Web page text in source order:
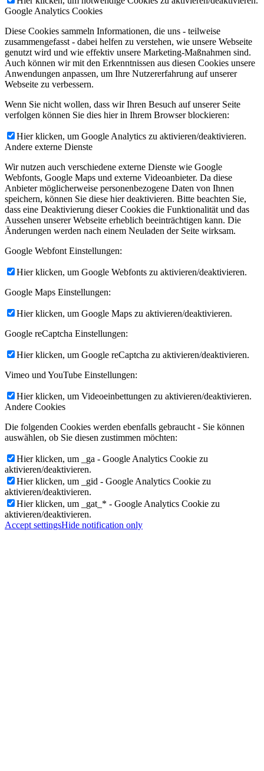
Google Analytics Cookies
Diese Cookies sammeln Informationen, die uns - teilweise
zusammengefasst - dabei helfen zu verstehen, wie unsere Webseite
genutzt wird und wie effektiv unsere Marketing-Maßnahmen sind.
Auch können wir mit den Erkenntnissen aus diesen Cookies unsere
Anwendungen anpassen, um Ihre Nutzererfahrung auf unserer
Webseite zu verbessern.
Wenn Sie nicht wollen, dass wir Ihren Besuch auf unserer Seite
verfolgen können Sie dies hier in Ihrem Browser blockieren:
Hier klicken, um Google Analytics zu aktivieren/deaktivieren.
Andere externe Dienste
Wir nutzen auch verschiedene externe Dienste wie Google
Webfonts, Google Maps und externe Videoanbieter. Da diese
Anbieter möglicherweise personenbezogene Daten von Ihnen
speichern, können Sie diese hier deaktivieren. Bitte beachten Sie,
dass eine Deaktivierung dieser Cookies die Funktionalität und das
Aussehen unserer Webseite erheblich beeinträchtigen kann. Die
Änderungen werden nach einem Neuladen der Seite wirksam.
Google Webfont Einstellungen:
Hier klicken, um Google Webfonts zu aktivieren/deaktivieren.
Google Maps Einstellungen:
Hier klicken, um Google Maps zu aktivieren/deaktivieren.
Google reCaptcha Einstellungen:
Hier klicken, um Google reCaptcha zu aktivieren/deaktivieren.
Vimeo und YouTube Einstellungen:
Hier klicken, um Videoeinbettungen zu aktivieren/deaktivieren.
Andere Cookies
Die folgenden Cookies werden ebenfalls gebraucht - Sie können
auswählen, ob Sie diesen zustimmen möchten:
Hier klicken, um _ga - Google Analytics Cookie zu
aktivieren/deaktivieren.
Hier klicken, um _gid - Google Analytics Cookie zu
aktivieren/deaktivieren.
Hier klicken, um _gat_* - Google Analytics Cookie zu
aktivieren/deaktivieren.
Accept settingsHide notification only